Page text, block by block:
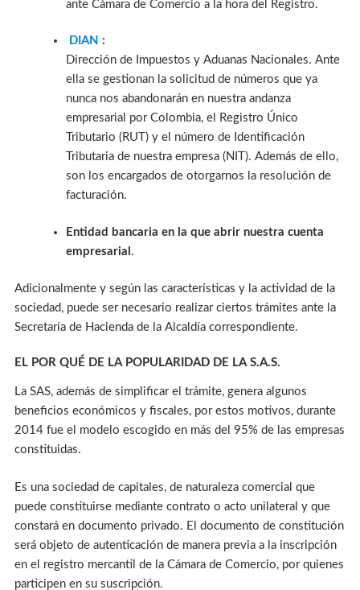
ante Cámara de Comercio a la hora del Registro.
DIAN :
Dirección de Impuestos y Aduanas Nacionales. Ante
ella se gestionan la solicitud de números que ya
nunca nos abandonarán en nuestra andanza
empresarial por Colombia, el Registro Único
Tributario (RUT) y el número de Identificación
Tributaria de nuestra empresa (NIT). Además de ello,
son los encargados de otorgarnos la resolución de
facturación.
Entidad bancaria en la que abrir nuestra cuenta
empresarial .
Adicionalmente y según las características y la actividad de la
sociedad, puede ser necesario realizar ciertos trámites ante la
Secretaría de Hacienda de la Alcaldía correspondiente.
EL POR QUÉ DE LA POPULARIDAD DE LA S.A.S.
La SAS, además de simplificar el trámite, genera algunos
beneficios económicos y fiscales, por estos motivos, durante
2014 fue el modelo escogido en más del 95% de las empresas
constituidas.
Es una sociedad de capitales, de naturaleza comercial que
puede constituirse mediante contrato o acto unilateral y que
constará en documento privado. El documento de constitución
será objeto de autenticación de manera previa a la inscripción
en el registro mercantil de la Cámara de Comercio, por quienes
participen en su suscripción.